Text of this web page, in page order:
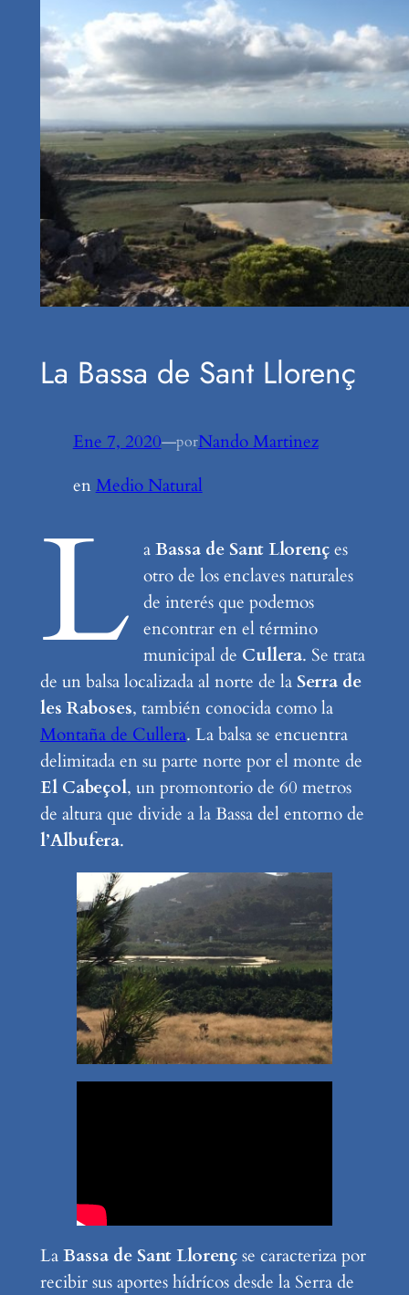
La Bassa de Sant Llorenç
Ene 7, 2020—porNando Martinez
enMedio Natural
L aBassa de Sant Llorençes
otro de los enclaves naturales
de interés que podemos
encontrar en el término
municipal de Cullera. Se trata
de un balsa localizada al norte de laSerra de
les Raboses, también conocida como la
Montaña de Cullera. La balsa se encuentra
delimitada en su parte norte por el monte de
El Cabeçol, un promontorio de 60 metros
de altura que divide a la Bassa del entorno de
l’Albufera.
LaBassa de Sant Llorençse caracteriza por
recibir sus aportes hídrícos desde la Serra de